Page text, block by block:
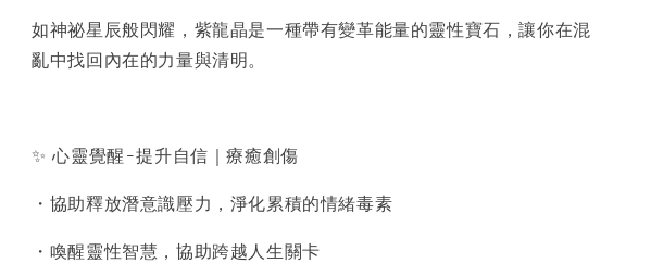
如神祕星辰般閃耀，紫龍晶是一種帶有變革能量的靈性寶石，讓你在混
亂中找回內在的力量與清明。
✨ 心靈覺醒-提升自信｜療癒創傷
・協助釋放潛意識壓力，淨化累積的情緒毒素
・喚醒靈性智慧，協助跨越人生關卡